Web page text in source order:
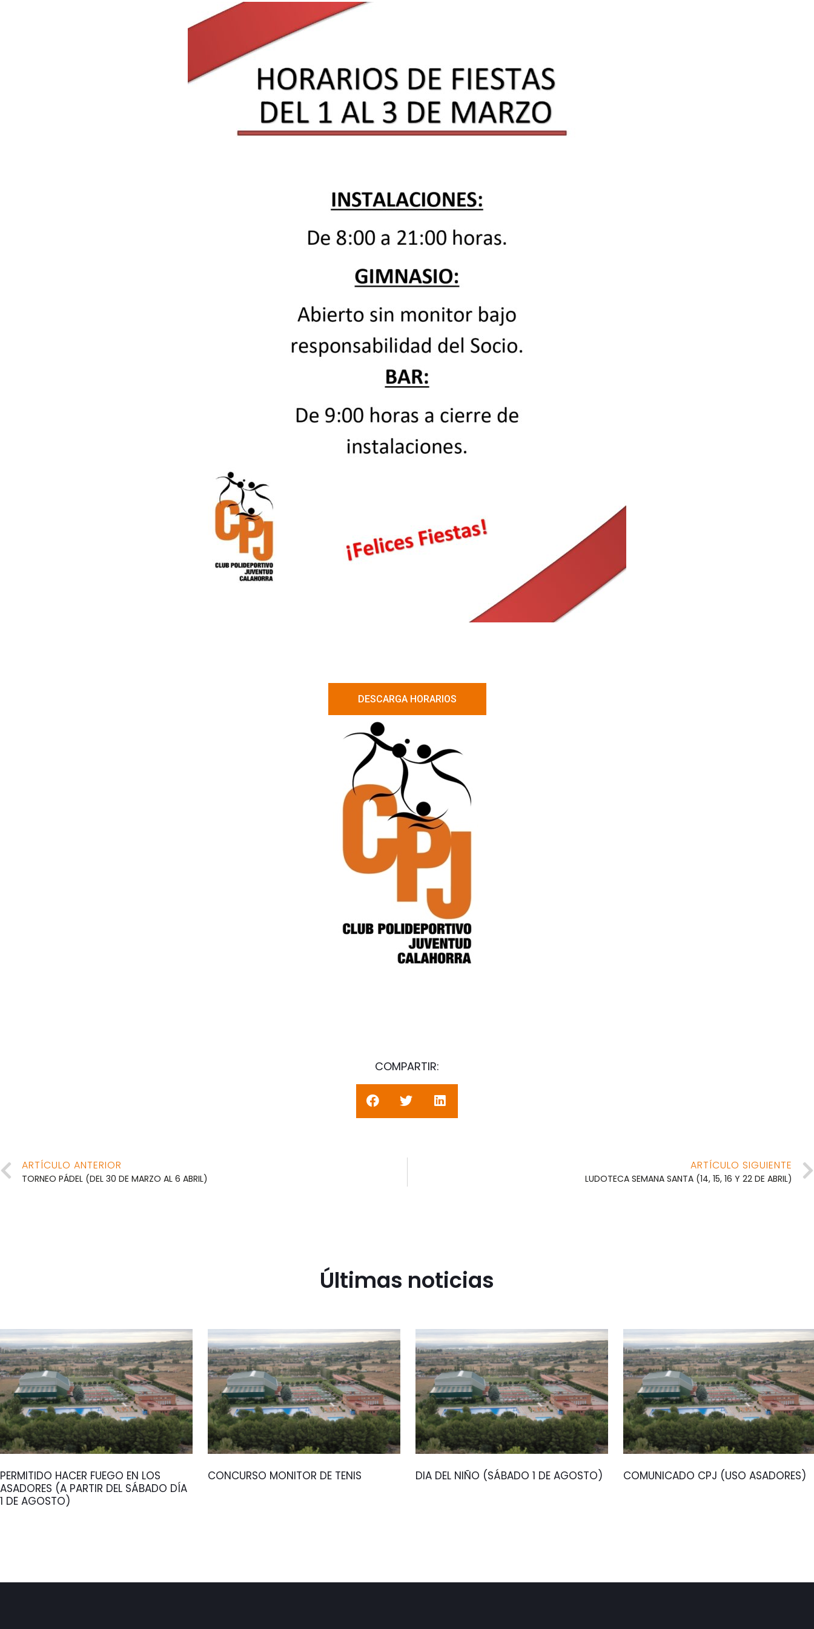
DESCARGA HORARIOS
COMPARTIR:
ARTÍCULO ANTERIOR
TORNEO PÁDEL (DEL 30 DE MARZO AL 6 ABRIL)
ARTÍCULO SIGUIENTE
LUDOTECA SEMANA SANTA (14, 15, 16 Y 22 DE ABRIL)
Últimas noticias
PERMITIDO HACER FUEGO EN LOS
ASADORES (A PARTIR DEL SÁBADO DÍA
1 DE AGOSTO)
CONCURSO MONITOR DE TENIS DIA DEL NIÑO (SÁBADO 1 DE AGOSTO) COMUNICADO CPJ (USO ASADORES)